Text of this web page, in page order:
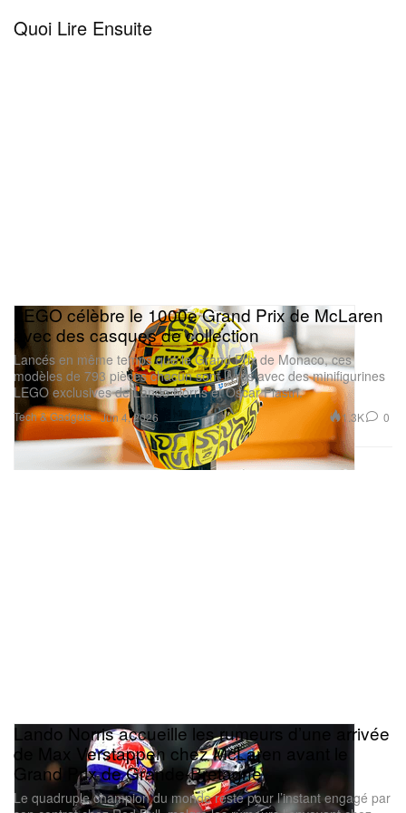
Quoi Lire Ensuite
Tech & Gadgets
LEGO célèbre le 1000e Grand Prix de McLaren
avec des casques de collection
Lancés en même temps que le Grand Prix de Monaco, ces
modèles de 793 pièces chacun sont livrés avec des minifigurines
LEGO exclusives de Lando Norris et Oscar Piastri.
Jun 4, 2026 1.3K 0
Lando Norris accueille les rumeurs d’une arrivée
de Max Verstappen chez McLaren avant le
Grand Prix de Grande-Bretagne
Le quadruple champion du monde reste pour l’instant engagé par